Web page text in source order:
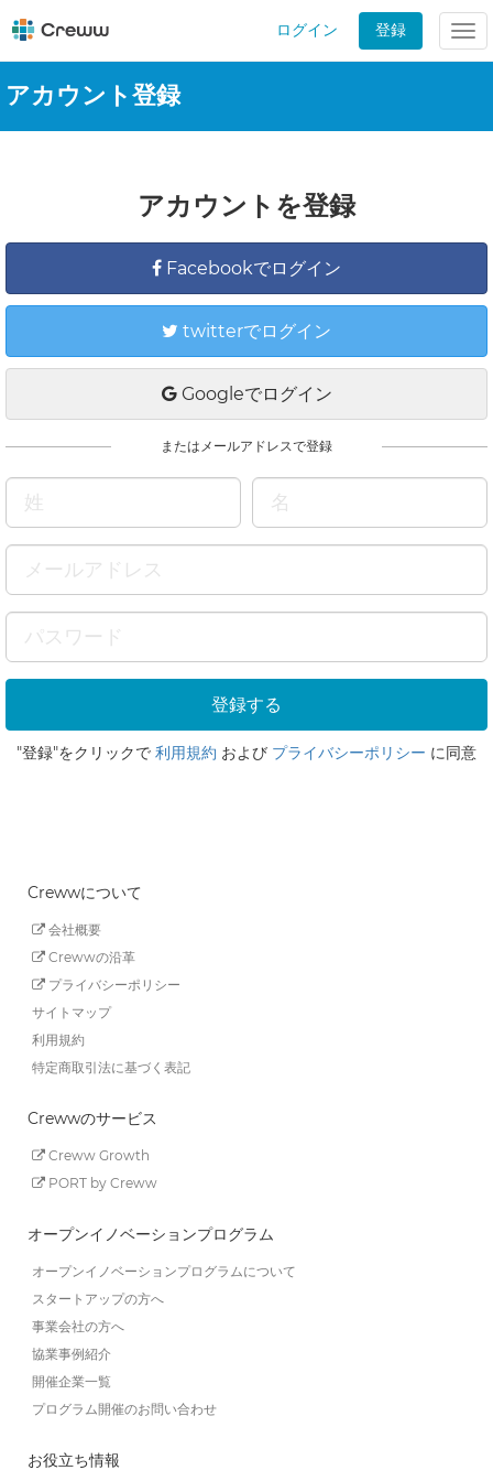
ログイン 登録
アカウント登録
アカウントを登録
Facebookでログイン
twitterでログイン
Googleでログイン
またはメールアドレスで登録
"登録"をクリックで 利用規約 および プライバシーポリシー に同意
Crewwについて
会社概要
Crewwの沿革
プライバシーポリシー
サイトマップ
利用規約
特定商取引法に基づく表記
Crewwのサービス
Creww Growth
PORT by Creww
オープンイノベーションプログラム
オープンイノベーションプログラムについて
スタートアップの方へ
事業会社の方へ
協業事例紹介
開催企業一覧
プログラム開催のお問い合わせ
お役立ち情報